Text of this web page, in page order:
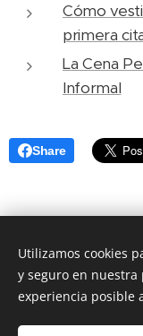
Cómo
primera
La Cena
Informal
Share
© 2023
Utilizamos cookies
y seguro en
experiencia posible